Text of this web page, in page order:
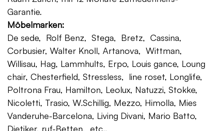
Garantie.
Möbelmarken:
De sede, Rolf Benz, Stega, Bretz, Cassina,
Corbusier, Walter Knoll, Artanova, Wittman,
Willisau, Hag, Lammhults, Erpo, Louis gance, Loung
chair, Chesterfield, Stressless, line roset, Longlife,
Poltrona Frau, Hamilton, Leolux, Natuzzi, Stokke,
Nicoletti, Trasio, W.Schillig, Mezzo, Himolla, Mies
Vanderuhe-Barcelona, Living Divani, Mario Batto,
Dietiker, ruf-Betten, etc..